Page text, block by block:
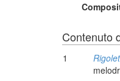
Contenuto
1